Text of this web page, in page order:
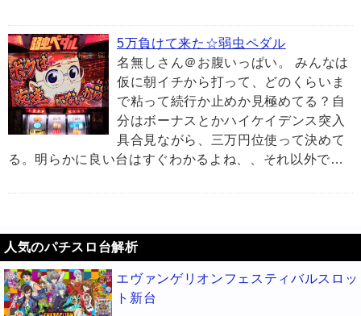
5万負けて来た☆弱虫ペダル
名無しさん＠お腹いっぱい。 みんなは
仮に朝イチから打って、どのくらいま
で粘って続行か止めか見極めてる？自
分はボーナスとかハイケイデンス突入
具合見ながら、三万円位使って決めて
る。明らかに良い台はすぐわかるよね、、それ以外で…
人気のパチスロ台解析
エヴァンゲリオンフェスティバルスロッ
ト新台